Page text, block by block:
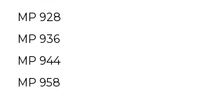
MP 928
MP 936
MP 944
MP 958